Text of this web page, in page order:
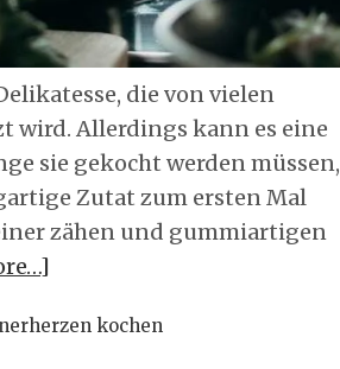
die von vielen
wird. Allerdings kann es eine
sie gekocht werden müssen,
Zutat zum ersten Mal
zähen und gummiartigen
kochen